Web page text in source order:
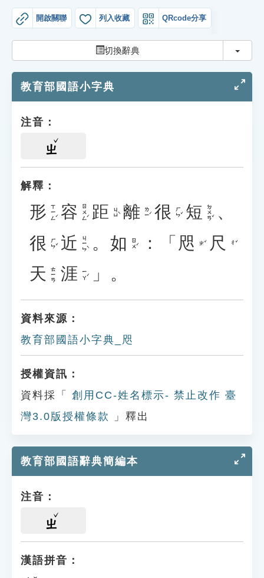
教學應用
貓頭鷹博士
開啟關聯 列入收藏 QRcode分享
切換辭典 切換
教育部國語小字典
注音：
ㄓ
解釋：
形 ㄒㄧㄥˊ 容 ㄖㄨㄥˊ 距 ㄐㄩˋ 離 ㄌㄧˊ 很 ㄏㄣˇ 短 ㄉㄨㄢˇ 、
很 ㄏㄣˇ 近 ㄐㄧㄣˋ 。 如 ㄖㄨˊ ：「 咫 ㄓˇ 尺 ㄔˇ
天 ㄊㄧㄢ 涯 ㄧㄚˊ 」。
資料來源：
教育部國語小字典_咫
授權資訊：
資料採「
創用CC-姓名標示- 禁止改作 臺
灣3.0版授權條款
」釋出
教育部國語辭典簡編本
注音：
ㄓ
漢語拼音：